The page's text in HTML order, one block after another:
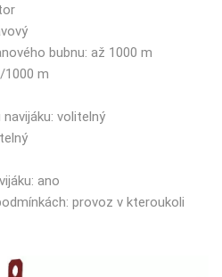
bubnu: až 1000 m
1000 m
volitelný
ano
provoz v kteroukoli